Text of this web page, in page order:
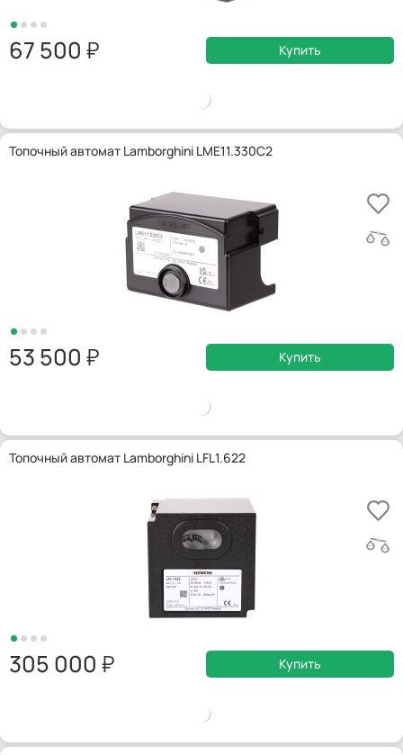
67 500 Купить
Топочный автомат Lamborghini LME11.330C2
53 500 Купить
Топочный автомат Lamborghini LFL1.622
305 000 Купить